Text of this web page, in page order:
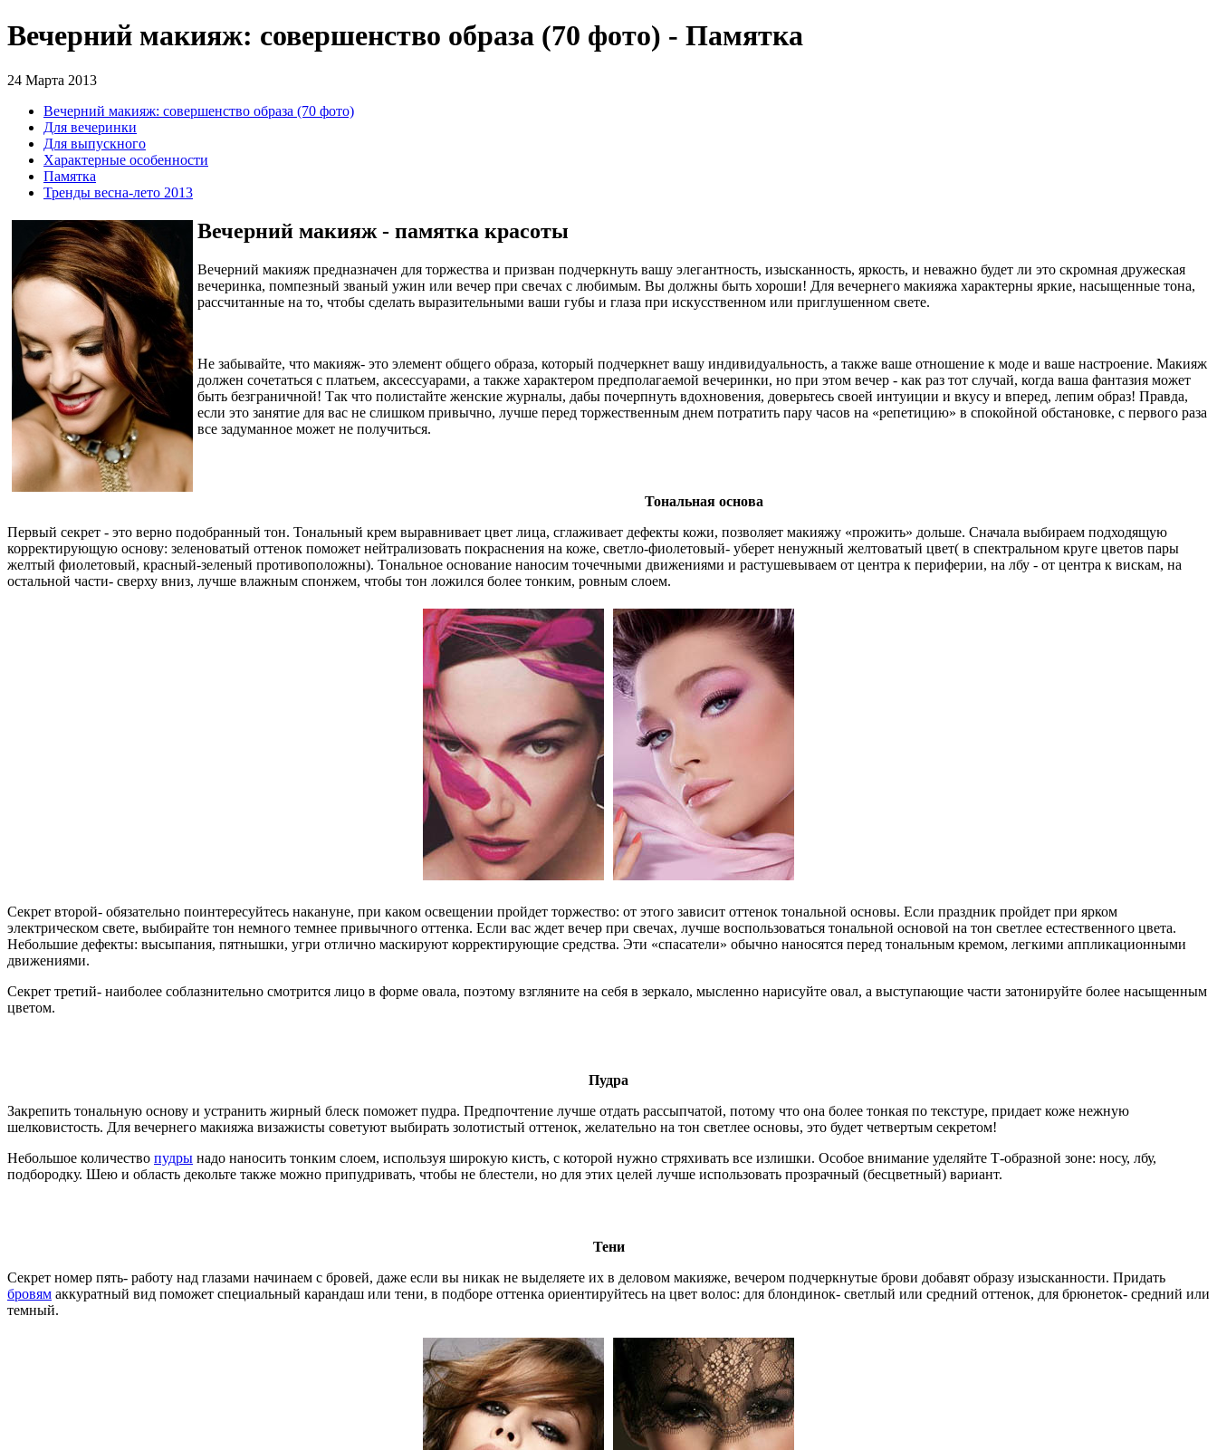
Вечерний макияж: совершенство образа (70 фото) - Памятка
24 Марта 2013
Вечерний макияж: совершенство образа (70 фото)
Для вечеринки
Для выпускного
Характерные особенности
Памятка
Тренды весна-лето 2013
Вечерний макияж - памятка красоты
Вечерний макияж предназначен для торжества и призван подчеркнуть вашу элегантность, изысканность, яркость, и неважно будет ли это скромная дружеская
вечеринка, помпезный званый ужин или вечер при свечах с любимым. Вы должны быть хороши! Для вечернего макияжа характерны яркие, насыщенные тона,
рассчитанные на то, чтобы сделать выразительными ваши губы и глаза при искусственном или приглушенном свете.
Не забывайте, что макияж- это элемент общего образа, который подчеркнет вашу индивидуальность, а также ваше отношение к моде и ваше настроение. Макияж
должен сочетаться с платьем, аксессуарами, а также характером предполагаемой вечеринки, но при этом вечер - как раз тот случай, когда ваша фантазия может
быть безграничной! Так что полистайте женские журналы, дабы почерпнуть вдохновения, доверьтесь своей интуиции и вкусу и вперед, лепим образ! Правда,
если это занятие для вас не слишком привычно, лучше перед торжественным днем потратить пару часов на «репетицию» в спокойной обстановке, с первого раза
все задуманное может не получиться.
Тональная основа
Первый секрет - это верно подобранный тон. Тональный крем выравнивает цвет лица, сглаживает дефекты кожи, позволяет макияжу «прожить» дольше. Сначала выбираем подходящую
корректирующую основу: зеленоватый оттенок поможет нейтрализовать покраснения на коже, светло-фиолетовый- уберет ненужный желтоватый цвет( в спектральном круге цветов пары
желтый фиолетовый, красный-зеленый противоположны). Тональное основание наносим точечными движениями и растушевываем от центра к периферии, на лбу - от центра к вискам, на
остальной части- сверху вниз, лучше влажным спонжем, чтобы тон ложился более тонким, ровным слоем.
Секрет второй- обязательно поинтересуйтесь накануне, при каком освещении пройдет торжество: от этого зависит оттенок тональной основы. Если праздник пройдет при ярком
электрическом свете, выбирайте тон немного темнее привычного оттенка. Если вас ждет вечер при свечах, лучше воспользоваться тональной основой на тон светлее естественного цвета.
Небольшие дефекты: высыпания, пятнышки, угри отлично маскируют корректирующие средства. Эти «спасатели» обычно наносятся перед тональным кремом, легкими аппликационными
движениями.
Секрет третий- наиболее соблазнительно смотрится лицо в форме овала, поэтому взгляните на себя в зеркало, мысленно нарисуйте овал, а выступающие части затонируйте более насыщенным
цветом.
Пудра
Закрепить тональную основу и устранить жирный блеск поможет пудра. Предпочтение лучше отдать рассыпчатой, потому что она более тонкая по текстуре, придает коже нежную
шелковистость. Для вечернего макияжа визажисты советуют выбирать золотистый оттенок, желательно на тон светлее основы, это будет четвертым секретом!
Небольшое количество пудры надо наносить тонким слоем, используя широкую кисть, с которой нужно стряхивать все излишки. Особое внимание уделяйте Т-образной зоне: носу, лбу,
подбородку. Шею и область декольте также можно припудривать, чтобы не блестели, но для этих целей лучше использовать прозрачный (бесцветный) вариант.
Тени
Секрет номер пять- работу над глазами начинаем с бровей, даже если вы никак не выделяете их в деловом макияже, вечером подчеркнутые брови добавят образу изысканности. Придать
бровям аккуратный вид поможет специальный карандаш или тени, в подборе оттенка ориентируйтесь на цвет волос: для блондинок- светлый или средний оттенок, для брюнеток- средний или
темный.